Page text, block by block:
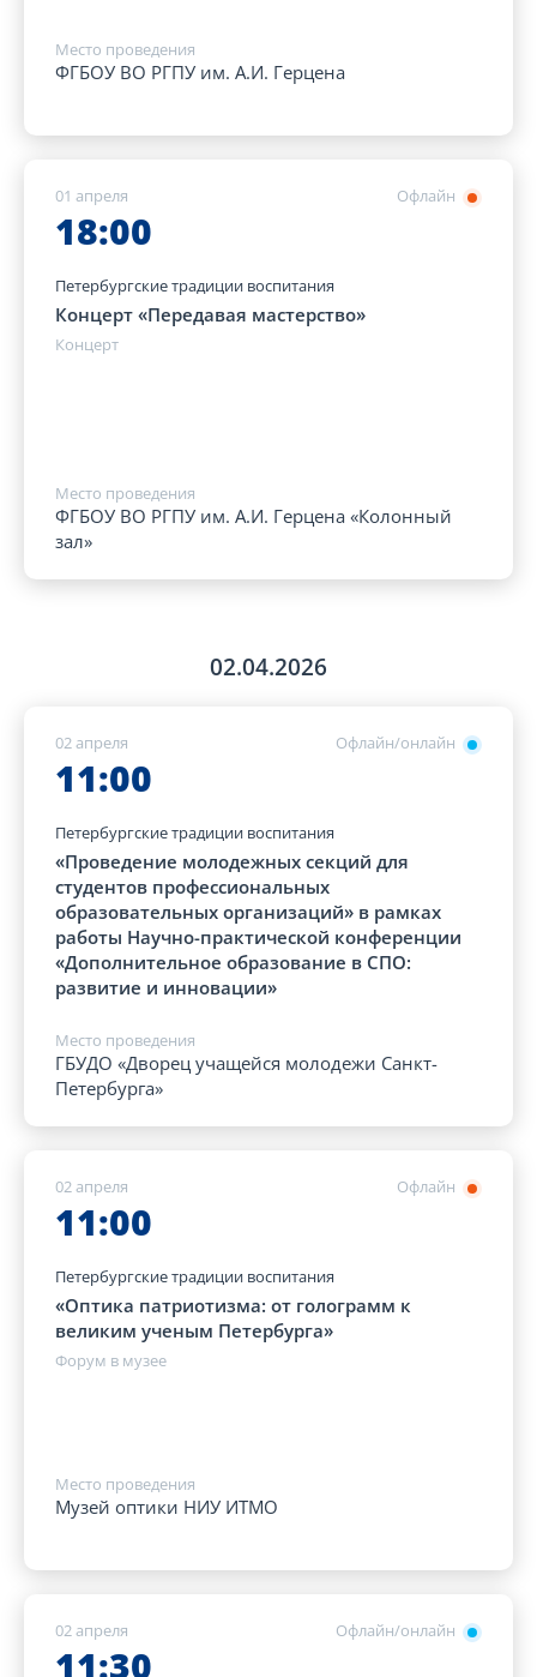
Место проведения
ФГБОУ ВО РГПУ им. А.И. Герцена
Офлайн
01 апреля
18:00
Петербургские традиции воспитания
Концерт «Передавая мастерство»
Концерт
Место проведения
ФГБОУ ВО РГПУ им. А.И. Герцена «Колонный
зал»
02.04.2026
Офлайн/онлайн
02 апреля
11:00
Петербургские традиции воспитания
«Проведение молодежных секций для
студентов профессиональных
образовательных организаций» в рамках
работы Научно-практической конференции
«Дополнительное образование в СПО:
развитие и инновации»
Место проведения
ГБУДО «Дворец учащейся молодежи Санкт-
Петербурга»
Офлайн
02 апреля
11:00
Петербургские традиции воспитания
«Оптика патриотизма: от голограмм к
великим ученым Петербурга»
Форум в музее
Место проведения
Музей оптики НИУ ИТМО
Офлайн/онлайн
02 апреля
11:30